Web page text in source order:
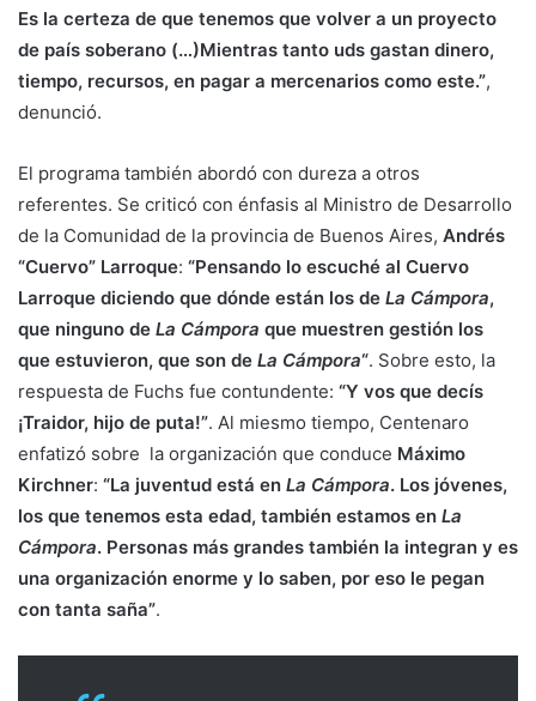
Es la certeza de que tenemos que volver a un proyecto
de país soberano (…)Mientras tanto uds gastan dinero,
tiempo, recursos, en pagar a mercenarios como este.”,
denunció.
El programa también abordó con dureza a otros
referentes. Se criticó con énfasis al Ministro de Desarrollo
de la Comunidad de la provincia de Buenos Aires, Andrés
“Cuervo” Larroque: “Pensando lo escuché al Cuervo
Larroque diciendo que dónde están los de La Cámpora,
que ninguno de La Cámpora que muestren gestión los
que estuvieron, que son de La Cámpora“. Sobre esto, la
respuesta de Fuchs fue contundente: “Y vos que decís
¡Traidor, hijo de puta!”. Al miesmo tiempo, Centenaro
enfatizó sobre la organización que conduce Máximo
Kirchner: “La juventud está en La Cámpora. Los jóvenes,
los que tenemos esta edad, también estamos en La
Cámpora. Personas más grandes también la integran y es
una organización enorme y lo saben, por eso le pegan
con tanta saña”.